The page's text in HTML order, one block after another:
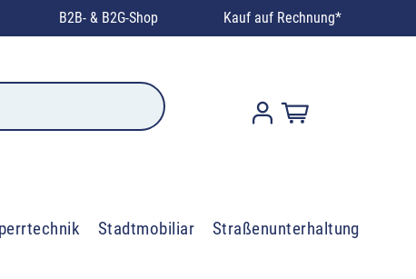
B2B- & B2G-Shop Kauf auf Rechnung*
Stadtmobiliar Straßenunterhaltung